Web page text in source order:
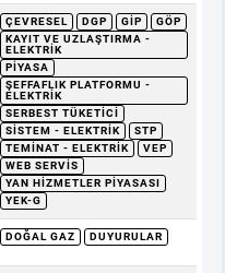
ÇEVRESEL DGP GİP
GÖP
KAYIT VE UZLAŞTIRMA -
ELEKTRIK
PIYASA
ŞEFFAFLIK PLATFORMU -
ELEKTRIK
SERBEST TÜKETICI
SISTEM - ELEKTRIK
STP
TEMINAT - ELEKTRIK
VEP
WEB SERVIS
YAN HIZMETLER PIYASASI
YEK-G
DOĞAL GAZ DUYURULAR